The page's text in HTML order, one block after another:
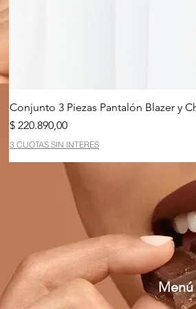
Conjunto 3 Piezas Pantalón Blazer y
Precio
$ 220.890,00
3 CUOTAS SIN INTERES
Menú